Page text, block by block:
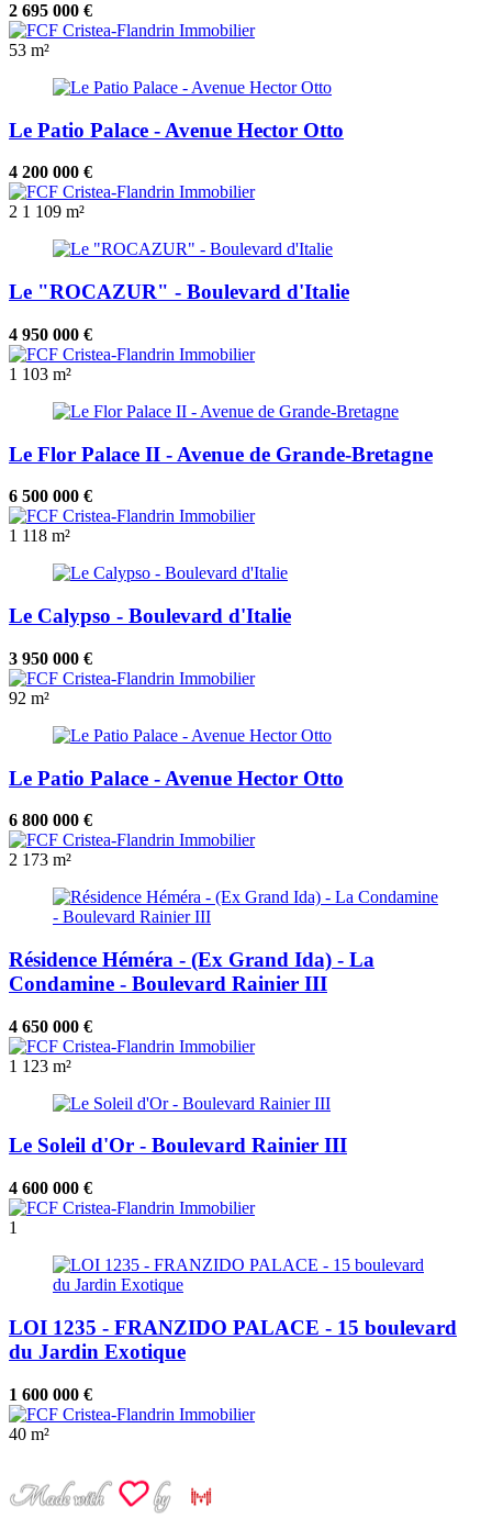
2 695 000 €
53 m²
Le Patio Palace - Avenue Hector Otto
4 200 000 €
2 1 109 m²
Le "ROCAZUR" - Boulevard d'Italie
4 950 000 €
1 103 m²
Le Flor Palace II - Avenue de Grande-Bretagne
6 500 000 €
1 118 m²
Le Calypso - Boulevard d'Italie
3 950 000 €
92 m²
Le Patio Palace - Avenue Hector Otto
6 800 000 €
2 173 m²
Résidence Héméra - (Ex Grand Ida) - La
Condamine - Boulevard Rainier III
4 650 000 €
1 123 m²
Le Soleil d'Or - Boulevard Rainier III
4 600 000 €
1
LOI 1235 - FRANZIDO PALACE - 15 boulevard
du Jardin Exotique
1 600 000 €
40 m²